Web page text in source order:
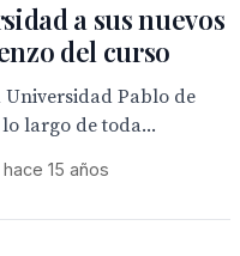
a sus nuevos
del curso
Universidad Pablo de
largo de toda...
hace 15 años